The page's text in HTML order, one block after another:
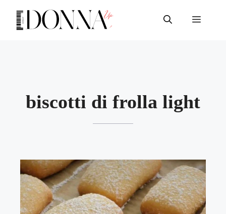
contenuto
Menu
biscotti di frolla light